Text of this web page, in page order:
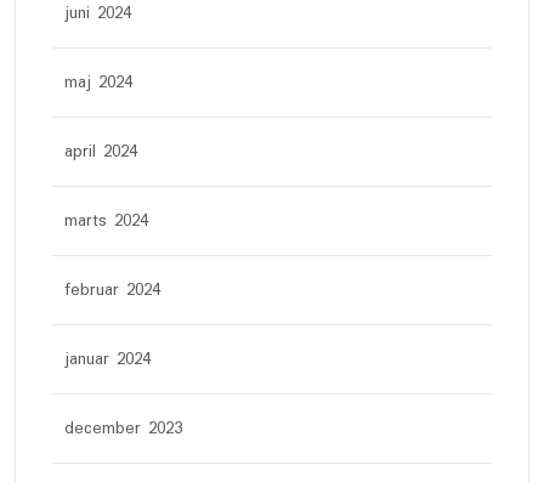
juni 2024
maj 2024
april 2024
marts 2024
februar 2024
januar 2024
december 2023